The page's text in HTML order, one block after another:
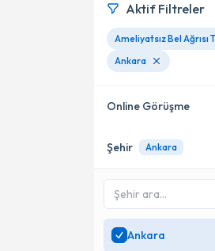
Aktif Filtreler
Ankara
Online Görüşme
Online danışmanlık
SadeceAnkara
uzman ara
Şehir Ankara
Ankara